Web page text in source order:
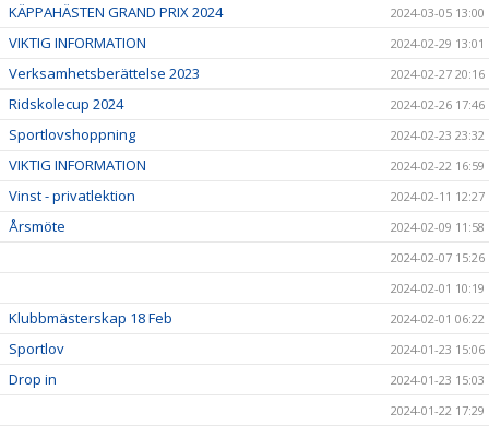
KÄPPAHÄSTEN GRAND PRIX 2024 2024-03-05 13:00
VIKTIG INFORMATION 2024-02-29 13:01
Verksamhetsberättelse 2023 2024-02-27 20:16
Ridskolecup 2024 2024-02-26 17:46
Sportlovshoppning 2024-02-23 23:32
VIKTIG INFORMATION 2024-02-22 16:59
Vinst - privatlektion 2024-02-11 12:27
Årsmöte
2024-02-09 11:58
2024-02-07 15:26
2024-02-01 10:19
Klubbmästerskap 18 Feb 2024-02-01 06:22
Sportlov 2024-01-23 15:06
Drop in
2024-01-23 15:03
2024-01-22 17:29